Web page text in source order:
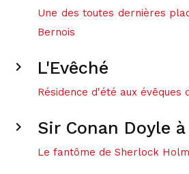
Une des toutes dernières
Bernois
chevron_right L'Evêché
Résidence d'été aux évêques
chevron_right Sir Conan Doyle
Le fantôme de Sherlock